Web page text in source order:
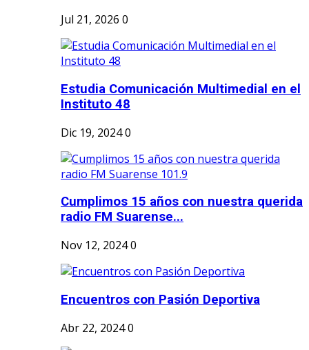
Jul 21, 2026 0
Estudia Comunicación Multimedial en el
Instituto 48
Dic 19, 20240
Cumplimos 15 años con nuestra querida
radio FM Suarense...
Nov 12, 20240
Encuentros con Pasión Deportiva
Abr 22, 20240